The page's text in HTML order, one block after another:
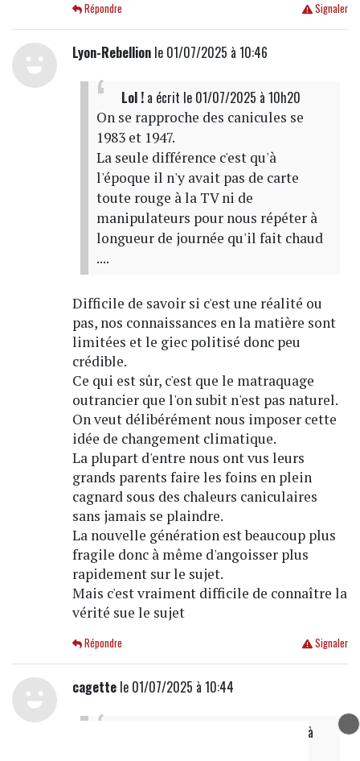
Signaler
Répondre
Lyon-Rebellionle 01/07/2025 à 10:46
Lol !a écrit le 01/07/2025 à 10h20
On se rapproche des canicules se
1983 et 1947.
La seule différence c'est qu'à
l'époque il n'y avait pas de carte
toute rouge à la TV ni de
manipulateurs pour nous répéter à
longueur de journée qu'il fait chaud
....
Difficile de savoir si c'est une réalité ou
pas, nos connaissances en la matière sont
limitées et le giec politisé donc peu
crédible.
Ce qui est sûr, c'est que le matraquage
outrancier que l'on subit n'est pas naturel.
On veut délibérément nous imposer cette
idée de changement climatique.
La plupart d'entre nous ont vus leurs
grands parents faire les foins en plein
cagnard sous des chaleurs caniculaires
sans jamais se plaindre.
La nouvelle génération est beaucoup plus
fragile donc à même d'angoisser plus
rapidement sur le sujet.
Mais c'est vraiment difficile de connaître la
vérité sue le sujet
Signaler
Répondre
cagettele 01/07/2025 à 10:44
le 01/07/2025 à